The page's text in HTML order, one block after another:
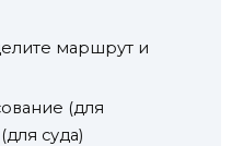
маршрут и
(для
суда)